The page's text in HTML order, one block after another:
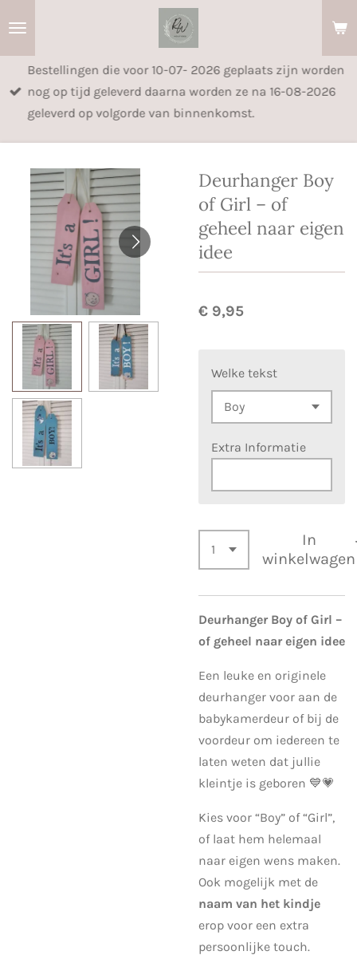
Bestellingen die voor 10-07- 2026 geplaats zijn worden
nog op tijd geleverd daarna worden ze na 16-08-2026
geleverd op volgorde van binnenkomst.
Deurhanger Boy
of Girl – of
geheel naar eigen
idee
€ 9,95
Welke tekst
Extra Informatie
In
winkelwagen
Deurhanger Boy of Girl –
of geheel naar eigen idee
Een leuke en originele
deurhanger voor aan de
babykamerdeur of bij de
voordeur om iedereen te
laten weten dat jullie
kleintje is geboren 💙💗
Kies voor “Boy” of “Girl”,
of laat hem helemaal
naar eigen wens maken.
Ook mogelijk met de
naam van het kindje
erop voor een extra
persoonlijke touch.